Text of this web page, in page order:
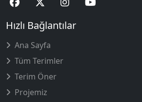
Hızlı Bağlantılar
Ana Sayfa
Tüm Terimler
Terim Öner
Projemiz